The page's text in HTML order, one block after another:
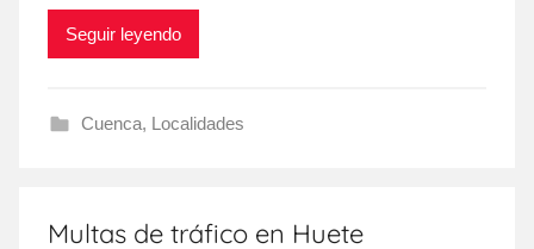
Seguir leyendo
Cuenca, Localidades
Multas de tráfico en Huete